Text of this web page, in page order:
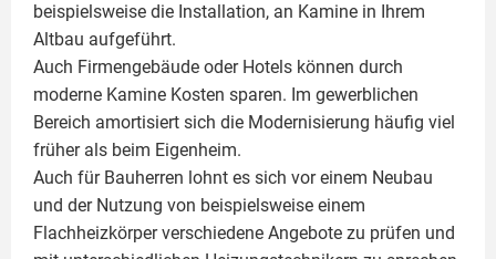
beispielsweise die Installation, an Kamine in Ihrem
Altbau aufgeführt.
Auch Firmengebäude oder Hotels können durch
moderne Kamine Kosten sparen. Im gewerblichen
Bereich amortisiert sich die Modernisierung häufig viel
früher als beim Eigenheim.
Auch für Bauherren lohnt es sich vor einem Neubau
und der Nutzung von beispielsweise einem
Flachheizkörperverschiedene Angebote zu prüfen und